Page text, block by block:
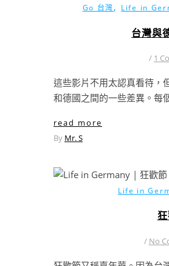
Go 台灣, Life in
台灣與
/ 1
這些影片不用太認真看待，
和德國之間的一些差異。每
read more
By Mr. S
Life in
/ No